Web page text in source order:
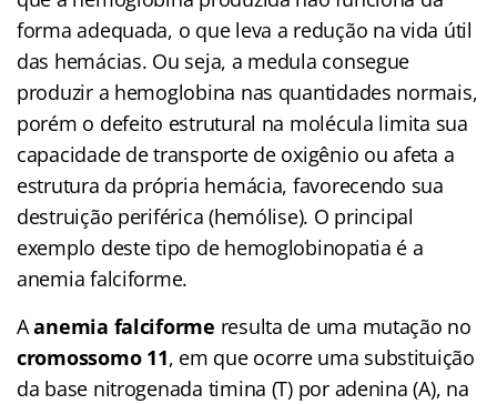
forma adequada, o que leva a redução na vida útil
das hemácias. Ou seja, a medula consegue
produzir a hemoglobina nas quantidades normais,
porém o defeito estrutural na molécula limita sua
capacidade de transporte de oxigênio ou afeta a
estrutura da própria hemácia, favorecendo sua
destruição periférica (hemólise). O principal
exemplo deste tipo de hemoglobinopatia é a
anemia falciforme.
Aanemia falciforme resulta de uma mutação no
cromossomo 11, em que ocorre uma substituição
da base nitrogenada timina (T) por adenina (A), na